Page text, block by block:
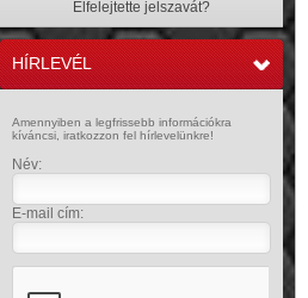
Elfelejtette jelszavát?
HÍRLEVÉL
»
Amennyiben a legfrissebb információkra
kíváncsi, iratkozzon fel hírlevelünkre!
Név:
E-mail cím: